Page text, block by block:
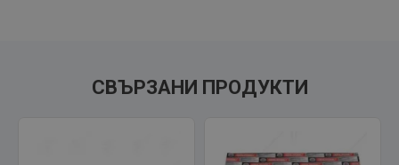
СВЪРЗАНИ ПРОДУКТИ